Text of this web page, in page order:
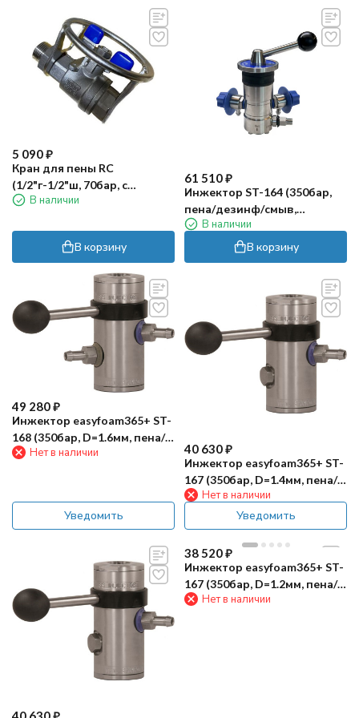
5 090₽
Кран для пены RC
(1/2"г-1/2"ш, 70бар, с
защитой)
В наличии
В корзину
61 510₽
Инжектор ST-164 (350бар,
пена/дезинф/смыв,
сж.возд) RC
В наличии
В корзину
49 280₽
Инжектор easyfoam365+ ST-
168 (350бар, D=1.6мм, пена/
смыв, сж.возд)
Нет в наличии
Уведомить
40 630₽
Инжектор easyfoam365+ ST-
167 (350бар, D=1.4мм, пена/
смыв)Нет в наличии
Уведомить
38 520₽
Инжектор easyfoam365+ ST-
167 (350бар, D=1.2мм, пена/
смыв, вент. ST-161)
Нет в наличии